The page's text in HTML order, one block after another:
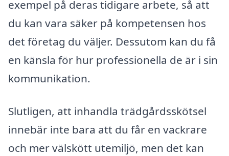
exempel på deras tidigare arbete, så att
du kan vara säker på kompetensen hos
det företag du väljer. Dessutom kan du få
en känsla för hur professionella de är i sin
kommunikation.
Slutligen, att inhandla trädgårdsskötsel
innebär inte bara att du får en vackrare
och mer välskött utemiljö, men det kan